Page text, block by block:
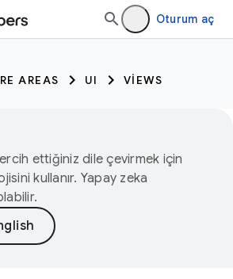
Oturum aç
AREAS UI VIEWS
ettiğiniz dile çevirmek için
kullanır. Yapay zeka